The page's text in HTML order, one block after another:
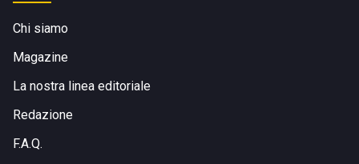
Chi siamo
Magazine
La nostra linea editoriale
Redazione
F.A.Q.